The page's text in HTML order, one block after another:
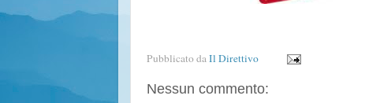
Pubblicato daIl Direttivo
Nessun commento: